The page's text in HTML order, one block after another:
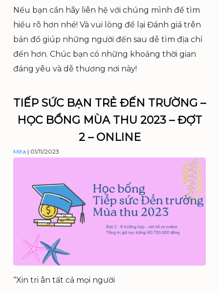
Nếu bạn cần hãy liên hệ với chúng mình để tìm
hiểu rõ hơn nhé! Và vui lòng để lại Đánh giá trên
bản đồ giúp những người đến sau dễ tìm địa chỉ
đến hơn. Chúc bạn có những khoảng thời gian
đáng yêu và dễ thương nơi này!
TIẾP SỨC BẠN TRẺ ĐẾN TRƯỜNG –
HỌC BỔNG MÙA THU 2023 – ĐỢT
2 – ONLINE
Mita | 01/11/2023
“Xin tri ân tất cả mọi người